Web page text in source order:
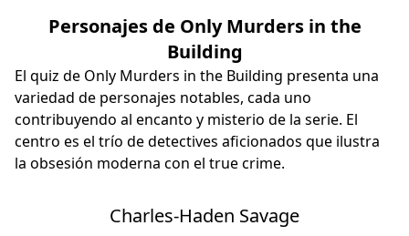
Personajes de Only Murders in the
Building
El quiz de Only Murders in the Building presenta una
variedad de personajes notables, cada uno
contribuyendo al encanto y misterio de la serie. El
centro es el trío de detectives aficionados que ilustra
la obsesión moderna con el true crime.
Charles-Haden Savage